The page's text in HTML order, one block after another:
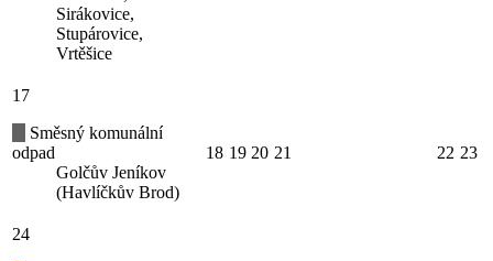
Sirákovice,
Stupárovice,
Vrtěšice
17
Směsný komunální
odpad
Golčův Jeníkov
(Havlíčkův Brod)
18 19 20 21 22 23
24